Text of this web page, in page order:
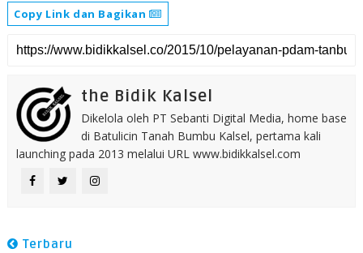
Copy Link dan Bagikan
the Bidik Kalsel
Dikelola oleh PT Sebanti Digital Media, home base
di Batulicin Tanah Bumbu Kalsel, pertama kali
launching pada 2013 melalui URL www.bidikkalsel.com
Terbaru